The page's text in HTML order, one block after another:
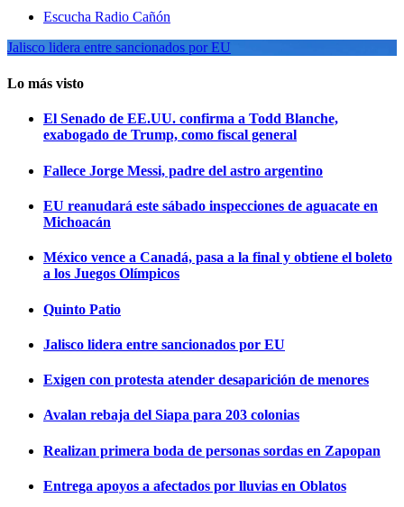
Escucha Radio Cañón
Jalisco lidera entre sancionados por EU
Lo más visto
El Senado de EE.UU. confirma a Todd Blanche,
exabogado de Trump, como fiscal general
Fallece Jorge Messi, padre del astro argentino
EU reanudará este sábado inspecciones de aguacate en
Michoacán
México vence a Canadá, pasa a la final y obtiene el boleto
a los Juegos Olímpicos
Quinto Patio
Jalisco lidera entre sancionados por EU
Exigen con protesta atender desaparición de menores
Avalan rebaja del Siapa para 203 colonias
Realizan primera boda de personas sordas en Zapopan
Entrega apoyos a afectados por lluvias en Oblatos